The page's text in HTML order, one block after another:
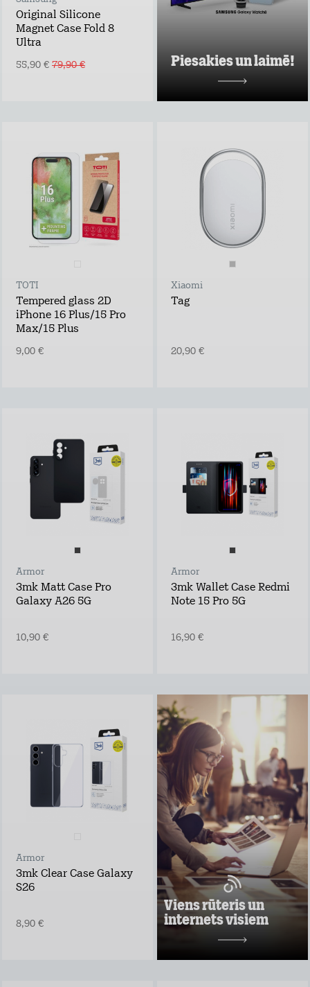
Original Silicone
Magnet Case Fold 8
Ultra
55,90 € 79,90 € Piesakies un laimē!
Uzzināt vairāk
TOTI
Tempered glass 2D
iPhone 16 Plus/15 Pro
Max/15 Plus
9,00 €
Xiaomi
Tag
20,90 €
Armor
3mk Matt Case Pro
Galaxy A26 5G
10,90 €
Armor
3mk Wallet Case Redmi
Note 15 Pro 5G
16,90 €
Armor
3mk Clear Case Galaxy
S26
8,90 €
Viens rūteris un
internets visiem
Viens rūteris un
internets visiem
Lieto rūteri visur,
kur rozete!
noformē
pieteikumu tepat
atvedīsim bez
maksas
ņem rūteri līdzi un
lieto internetu
visur
Pārbaudi, kas
vislabāk der tavā
adresē un noformē
darījumu!
Uzzināt vairāk
10,98 €/mēn.